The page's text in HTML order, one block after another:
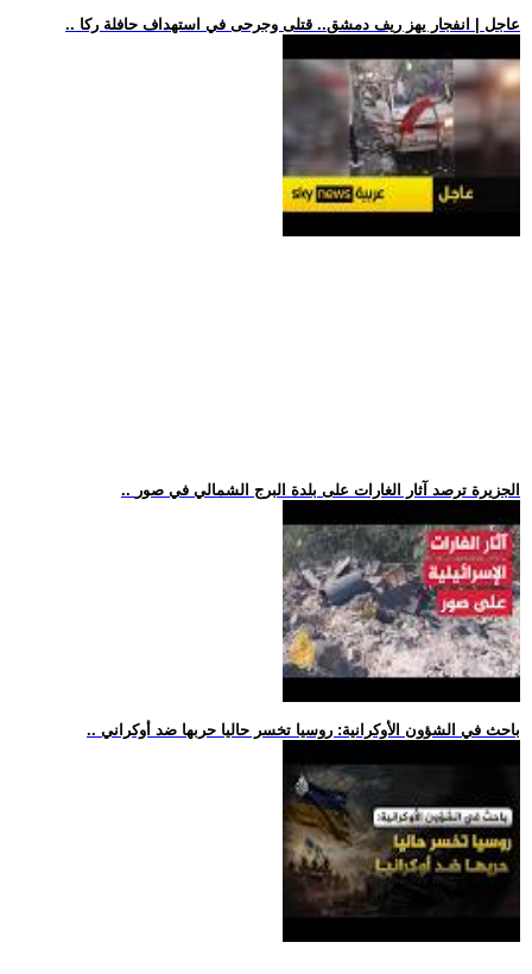
.. عاجل | انفجار يهز ريف دمشق.. قتلى وجرحى في استهداف حافلة ركا
.. الجزيرة ترصد آثار الغارات على بلدة البرج الشمالي في صور
.. باحث في الشؤون الأوكرانية: روسيا تخسر حاليا حربها ضد أوكراني